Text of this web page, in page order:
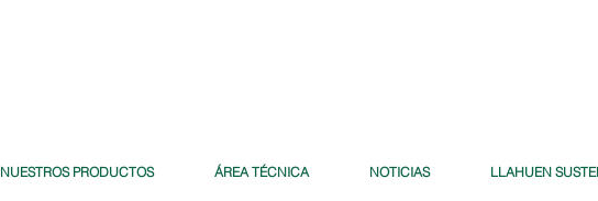
NUESTROS PRODUCTOS ÁREA TÉCNICA NOTICIAS LLAHUEN